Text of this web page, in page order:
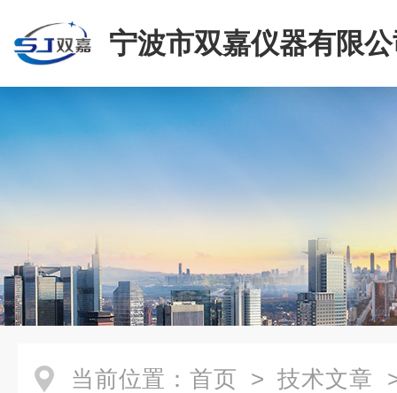
宁波市双嘉仪器有限
当前位置： 首页 > 技术文章